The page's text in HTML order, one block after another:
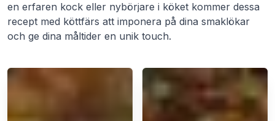
en erfaren kock eller nybörjare i köket kommer dessa
recept med köttfärs att imponera på dina smaklökar
och ge dina måltider en unik touch.